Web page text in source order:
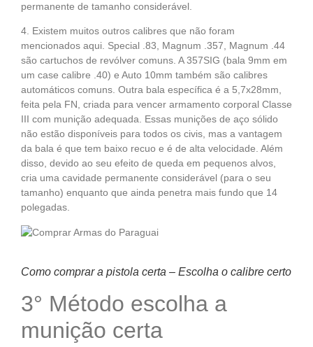
permanente de tamanho considerável.
4. Existem muitos outros calibres que não foram
mencionados aqui. Special .83, Magnum .357, Magnum .44
são cartuchos de revólver comuns. A 357SIG (bala 9mm em
um case calibre .40) e Auto 10mm também são calibres
automáticos comuns. Outra bala específica é a 5,7x28mm,
feita pela FN, criada para vencer armamento corporal Classe
III com munição adequada. Essas munições de aço sólido
não estão disponíveis para todos os civis, mas a vantagem
da bala é que tem baixo recuo e é de alta velocidade. Além
disso, devido ao seu efeito de queda em pequenos alvos,
cria uma cavidade permanente considerável (para o seu
tamanho) enquanto que ainda penetra mais fundo que 14
polegadas.
Como comprar a pistola certa – Escolha o calibre certo
3° Método escolha a
munição certa